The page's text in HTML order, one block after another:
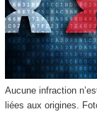
Aucune infraction
liées aux origines.